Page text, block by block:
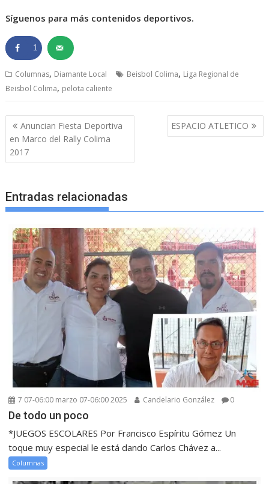
Síguenos para más contenidos deportivos.
1
Columnas, Diamante Local Beisbol Colima, Liga Regional de
Beisbol Colima, pelota caliente
Navegación
de
entradas
Anuncian Fiesta Deportiva
en Marco del Rally Colima
2017
ESPACIO ATLETICO
Entradas relacionadas
7 07-06:00 marzo 07-06:00 2025 Candelario González 0
De todo un poco
*JUEGOS ESCOLARES Por Francisco Espíritu Gómez Un
toque muy especial le está dando Carlos Chávez a...
Columnas